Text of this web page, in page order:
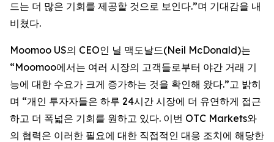
드는 더 많은 기회를 제공할 것으로 보인다.”며 기대감을 내
비쳤다.
Moomoo US의 CEO인 닐 맥도날드(Neil McDonald)는
“Moomoo에서는 여러 시장의 고객들로부터 야간 거래 기
능에 대한 수요가 크게 증가하는 것을 확인해 왔다.”고 밝히
며 “개인 투자자들은 하루 24시간 시장에 더 유연하게 접근
하고 더 폭넓은 기회를 원하고 있다. 이번 OTC Markets와
의 협력은 이러한 필요에 대한 직접적인 대응 조치에 해당한